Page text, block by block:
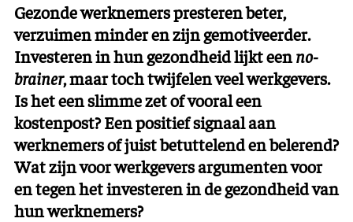
Gezonde werknemers presteren beter,
verzuimen minder en zijn gemotiveerder.
Investeren in hun gezondheid lijkt eenno-
brainer, maar toch twijfelen veel werkgevers.
Is het een slimme zet of vooral een
kostenpost? Een positief signaal aan
werknemers of juist betuttelend en belerend?
Wat zijn voor werkgevers argumenten voor
en tegen het investeren in de gezondheid van
hun werknemers?